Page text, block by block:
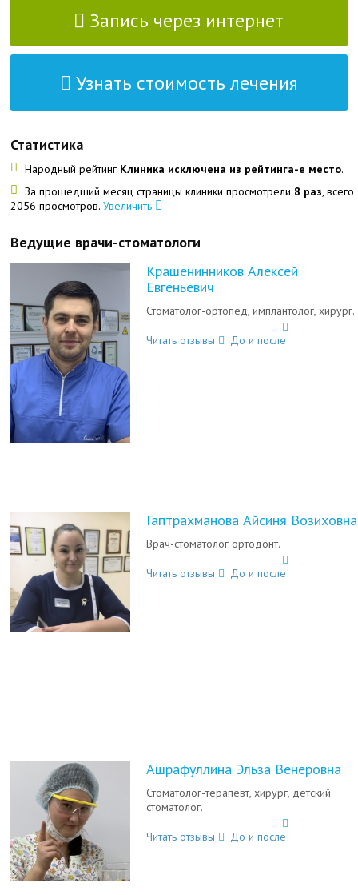
Запись через интернет
Узнать стоимость лечения
Статистика
Народный рейтинг Клиника исключена из рейтинга-е место.
За прошедший месяц страницы клиники просмотрели 8 раз, всего
2056 просмотров.Увеличить
Ведущие врачи-стоматологи
Крашенинников Алексей
Евгеньевич
Стоматолог-ортопед, имплантолог, хирург.
Читать отзывы До и после
Гаптрахманова Айсиня Возиховна
Врач-стоматолог ортодонт.
Читать отзывы До и после
Ашрафуллина Эльза Венеровна
Стоматолог-терапевт, хирург, детский
стоматолог.
Читать отзывы До и после